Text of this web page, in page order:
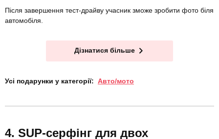
Після завершення тест-драйву учасник зможе зробити фото біля
автомобіля.
Дізнатися більше
Усі подарунки у категорії: Авто/мото
SUP-серфінг для двох